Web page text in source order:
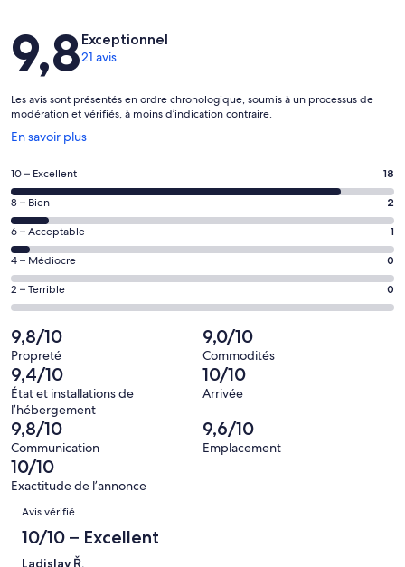
Avis
9,8Exceptionnel
21 avis
Les avis sont présentés en ordre chronologique, soumis à un processus de
modération et vérifiés, à moins d’indication contraire.
En savoir plus
S’ouvre
une
nouvelle
fenêtre
Note
de 10
–
Excellent,
d’après
18 avis
sur 21.
10 – Excellent 18
Note
de 8
–
Bien,
d’après
2 avis
8 – Bien 2
Note
de 6
–
Acceptable,
d’après
1 avis
sur 21.
6 – Acceptable 1
Note
de 4
–
d’après
0 avis
sur 21.
4 – Médiocre 0
Note
de 2
–
Terrible,
d’après
0 avis
sur 21.
2 – Terrible 0
9,8/10
Propreté
9,0/10
Commodités
9,4/10
État et installations de
l’hébergement
10/10
Arrivée
9,8/10
Communication
9,6/10
Emplacement
10/10
Exactitude de l’annonce
Avis
Avis vérifié
10/10 – Excellent
Ladislav Ř.